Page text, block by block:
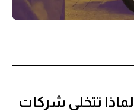
لماذا تتخلى شركات